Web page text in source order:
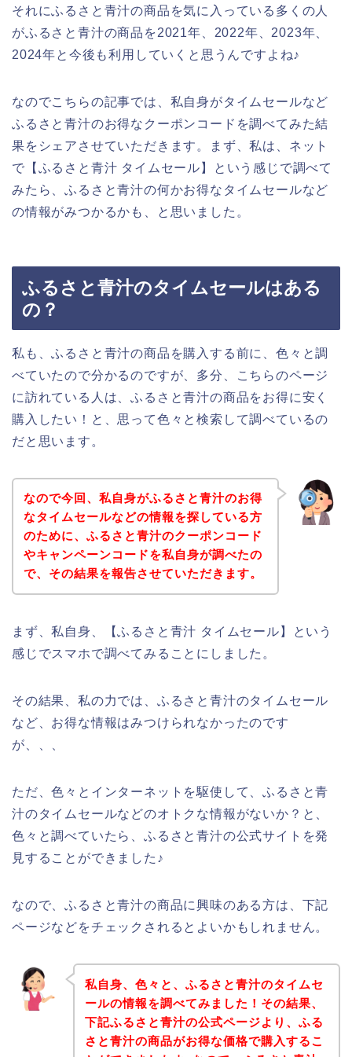
それにふるさと青汁の商品を気に入っている多くの人
がふるさと青汁の商品を2021年、2022年、2023年、
2024年と今後も利用していくと思うんですよね♪
なのでこちらの記事では、私自身がタイムセールなど
ふるさと青汁のお得なクーポンコードを調べてみた結
果をシェアさせていただきます。まず、私は、ネット
で【ふるさと青汁 タイムセール】という感じで調べて
みたら、ふるさと青汁の何かお得なタイムセールなど
の情報がみつかるかも、と思いました。
ふるさと青汁のタイムセールはある
の？
私も、ふるさと青汁の商品を購入する前に、色々と調
べていたので分かるのですが、多分、こちらのページ
に訪れている人は、ふるさと青汁の商品をお得に安く
購入したい！と、思って色々と検索して調べているの
だと思います。
なので今回、私自身がふるさと青汁のお得
なタイムセールなどの情報を探している方
のために、ふるさと青汁のクーポンコード
やキャンペーンコードを私自身が調べたの
で、その結果を報告させていただきます。
まず、私自身、【ふるさと青汁 タイムセール】という
感じでスマホで調べてみることにしました。
その結果、私の力では、ふるさと青汁のタイムセール
など、お得な情報はみつけられなかったのです
が、、、
ただ、色々とインターネットを駆使して、ふるさと青
汁のタイムセールなどのオトクな情報がないか？と、
色々と調べていたら、ふるさと青汁の公式サイトを発
見することができました♪
なので、ふるさと青汁の商品に興味のある方は、下記
ページなどをチェックされるとよいかもしれません。
私自身、色々と、ふるさと青汁のタイムセ
ールの情報を調べてみました！その結果、
下記ふるさと青汁の公式ページより、ふる
さと青汁の商品がお得な価格で購入するこ